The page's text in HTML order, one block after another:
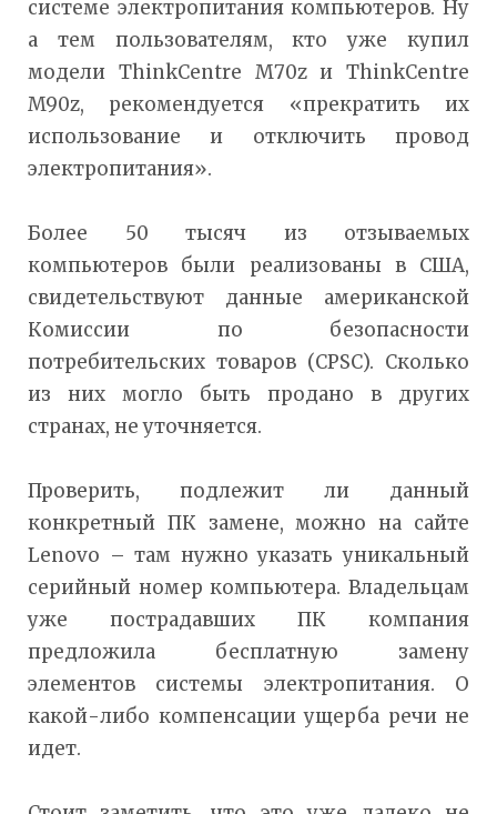
системе электропитания компьютеров. Ну
а тем пользователям, кто уже купил
модели ThinkCentre M70z и ThinkCentre
M90z, рекомендуется «прекратить их
использование и отключить провод
электропитания».
Более 50 тысяч из отзываемых
компьютеров были реализованы в США,
свидетельствуют данные американской
Комиссии по безопасности
потребительских товаров (CPSC). Сколько
из них могло быть продано в других
странах, не уточняется.
Проверить, подлежит ли данный
конкретный ПК замене, можно на сайте
Lenovo – там нужно указать уникальный
серийный номер компьютера. Владельцам
уже пострадавших ПК компания
предложила бесплатную замену
элементов системы электропитания. О
какой-либо компенсации ущерба речи не
идет.